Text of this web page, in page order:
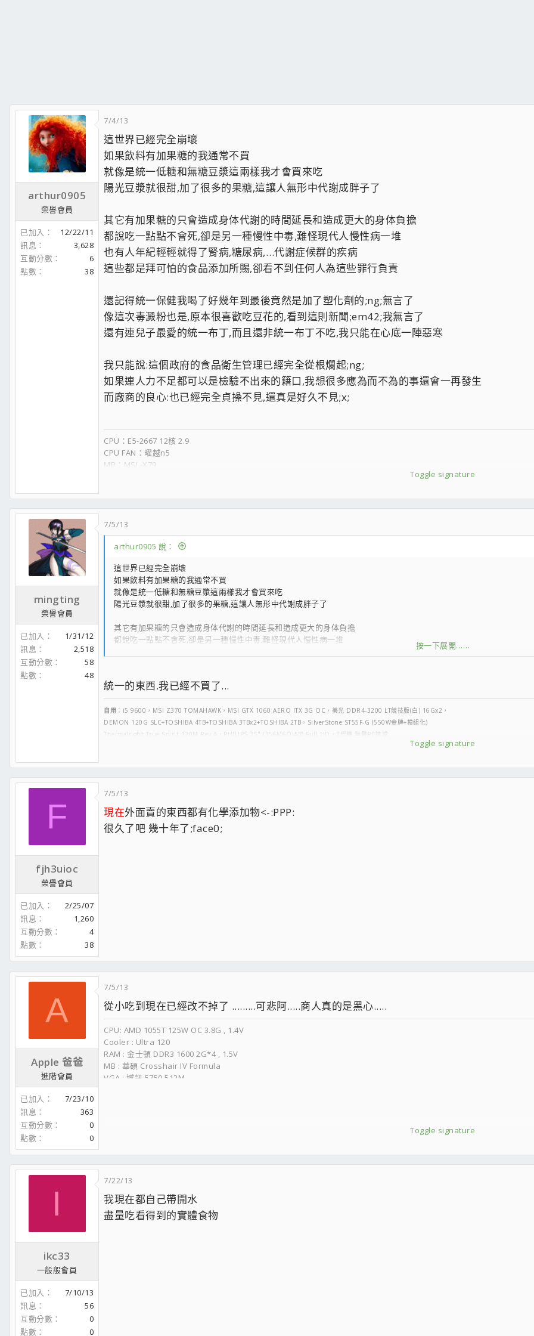
arthur0905
榮譽會員
已加入
12/22/11
訊息
3,628
互動分數
6
點數
38
7/4/13
這世界已經完全崩壞
如果飲料有加果糖的我通常不買
就像是統一低糖和無糖豆漿這兩樣我才會買來吃
陽光豆漿就很甜,加了很多的果糖,這讓人無形中代謝成胖子了
其它有加果糖的只會造成身体代謝的時間延長和造成更大的身体負擔
都說吃一點點不會死,卻是另一種慢性中毒,難怪現代人慢性病一堆
也有人年紀輕輕就得了腎病,糖尿病,…代謝症候群的疾病
這些都是拜可怕的食品添加所賜,卻看不到任何人為這些罪行負責
還記得統一保健我喝了好幾年到最後竟然是加了塑化劑的;ng;無言了
像這次毒澱粉也是,原本很喜歡吃豆花的,看到這則新聞;em42;我無言了
還有連兒子最愛的統一布丁,而且還非統一布丁不吃,我只能在心底一陣惡寒
我只能說:這個政府的食品衛生管理已經完全從根爛起;ng;
如果連人力不足都可以是檢驗不出來的籍口,我想很多應為而不為的事還會一再發生
而廠商的良心:也已經完全貞操不見,還真是好久不見;x;
Toggle signature
CPU：E5-2667 12核 2.9
CPU FAN：曜越n5
MB：MSI -X79
VGA：微星770 TFⅡ
POWER：金蝶 650w
CASE：黑暗堡壘
金士頓→維修據點最多且快速換修，
威剛→維修據點少但快速換修，
微星: 價格用料都很實在、送修只要去全家花30元寄出後，修好免運費寄還給你
華碩: 價格高等 用料中上，送修要本人親送皇家俱樂部，住得遠的只好捏LP忍耐
技嘉: 價格與用料都算不差，唯一客服保固真的很G8，EQ不佳者不推薦購買.....
mingting
榮譽會員
已加入
1/31/12
訊息
2,518
互動分數
58
點數
48
7/5/13
arthur0905 說：
這世界已經完全崩壞
如果飲料有加果糖的我通常不買
就像是統一低糖和無糖豆漿這兩樣我才會買來吃
陽光豆漿就很甜,加了很多的果糖,這讓人無形中代謝成胖子了
其它有加果糖的只會造成身体代謝的時間延長和造成更大的身体負擔
都說吃一點點不會死,卻是另一種慢性中毒,難怪現代人慢性病一堆
還記得統一保健我喝了好幾年到最後竟然是加了塑化劑的;ng;無言了
像這次毒澱粉也是,原本很喜歡吃豆花的,看到這則新聞;em42;我無言了
還有連兒子最愛的統一布丁,而且還非統一布丁不吃,我只能在心底一陣惡寒
我只能說:這個政府的食品衛生管理已經完全從根爛起;ng;
按一下展開……
統一的東西.我已經不買了...
Toggle signature
自用 ：i5 9600，MSI Z370 TOMAHAWK，MSI GTX 1060 AERO ITX 3G OC，美光 DDR4-3200 LT競技版(白) 16Gx2，
DEMON 120G SLC+TOSHIBA 4TB+TOSHIBA 3TBx2+TOSHIBA 2TB，SilverStone ST55F-G (550W金牌+模組化)
Thermalright True Spirit 120M Rev.A，PHILIPS 35" (356M6QJAB) Full HD，7代機 無聲PC達成
：G4600，ASUS Z170-P D3，G4600內顯，Kingston 4Gx4 (1600.LoVo 1.35v)，Micron M600 MLC 128GB+日立1TB
節能減碳救地球
灰塵是電腦殺手...組機最好加塔散.或把機箱防塵弄好一點.減少主機板.RAM等積塵....
G4600 + ASUS Z170-P D3 DDR3平台開箱基本測試+模擬器測試]
F
fjh3uioc
榮譽會員
已加入
2/25/07
訊息
1,260
互動分數
4
點數
38
7/5/13
現在外面賣的東西都有化學添加物<-:PPP:
很久了吧 幾十年了;face0;
A
Apple 爸爸
進階會員
已加入
7/23/10
訊息
363
互動分數
0
點數
0
7/5/13
從小吃到現在已經改不掉了 .........可悲阿.....商人真的是黑心.....
Toggle signature
CPU: AMD 1055T 125W OC 3.8G , 1.4V
Cooler : Ultra 120
RAM : 金士頓 DDR3 1600 2G*4 , 1.5V
MB : 華碩 Crosshair IV Formula
VGA : 撼訊 5750 512M
I
ikc33
一般般會員
已加入
7/10/13
訊息
56
互動分數
0
點數
0
7/22/13
我現在都自己帶開水
盡量吃看得到的實體食物